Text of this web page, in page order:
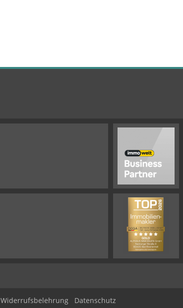
Widerrufsbelehrung Datenschutz